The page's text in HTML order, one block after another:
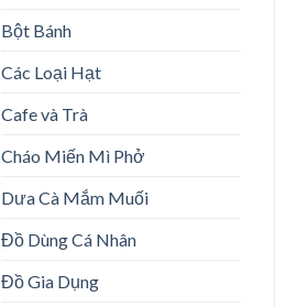
Bột Bánh
Các Loại Hạt
Cafe và Trà
Cháo Miến Mì Phở
Dưa Cà Mắm Muối
Đồ Dùng Cá Nhân
Đồ Gia Dụng